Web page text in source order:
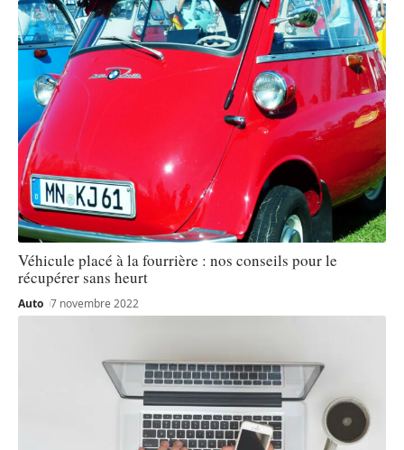
Véhicule placé à la fourrière : nos conseils pour le
récupérer sans heurt
Auto 7 novembre 2022